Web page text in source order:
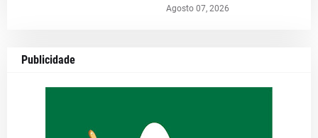
Agosto 07, 2026
Publicidade